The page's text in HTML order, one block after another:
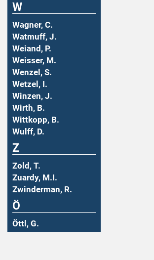
W
Wagner, C.
Watmuff, J.
Weiand, P.
Weisser, M.
Wenzel, S.
Wetzel, I.
Winzen, J.
Wirth, B.
Wittkopp, B.
Wulff, D.
Z
Zold, T.
Zuardy, M.I.
Zwinderman, R.
Ö
Öttl, G.